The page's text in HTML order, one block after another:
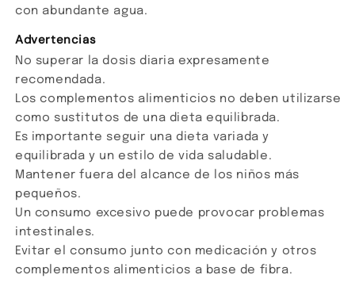
con abundante agua.
Advertencias
No superar la dosis diaria expresamente
recomendada.
Los complementos alimenticios no deben utilizarse
como sustitutos de una dieta equilibrada.
Es importante seguir una dieta variada y
equilibrada y un estilo de vida saludable.
Mantener fuera del alcance de los niños más
pequeños.
Un consumo excesivo puede provocar problemas
intestinales.
Evitar el consumo junto con medicación y otros
complementos alimenticios a base de fibra.